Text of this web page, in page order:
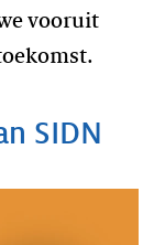
vooruit
SIDN